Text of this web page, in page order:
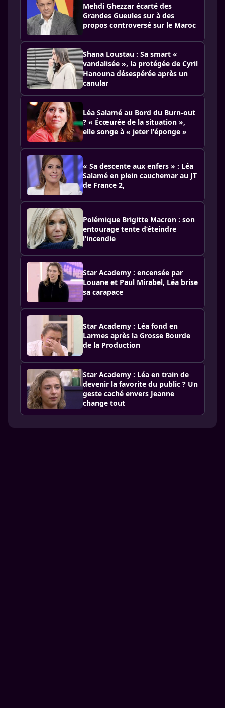
Mehdi Ghezzar écarté des
Grandes Gueules sur à des
propos controversé sur le Maroc
Shana Loustau : Sa smart «
vandalisée », la protégée de Cyril
Hanouna désespérée après un
canular
Léa Salamé au Bord du Burn-out
? « Écœurée de la situation »,
elle songe à « jeter l'éponge »
« Sa descente aux enfers » : Léa
Salamé en plein cauchemar au JT
de France 2,
Polémique Brigitte Macron : son
entourage tente d’éteindre
l’incendie
Star Academy : encensée par
Louane et Paul Mirabel, Léa brise
sa carapace
Star Academy : Léa fond en
Larmes après la Grosse Bourde
de la Production
Star Academy : Léa en train de
devenir la favorite du public ? Un
geste caché envers Jeanne
change tout